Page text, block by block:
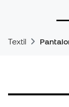
Textil